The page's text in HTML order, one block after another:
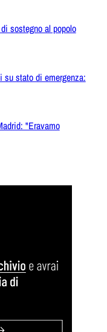
sostegno al popolo
stato di emergenza:
"Eravamo